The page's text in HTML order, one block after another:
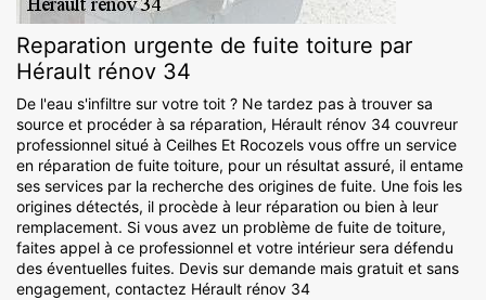
Reparation urgente de fuite toiture par
Hérault rénov 34
De l'eau s'infiltre sur votre toit ? Ne tardez pas à trouver sa
source et procéder à sa réparation, Hérault rénov 34 couvreur
professionnel situé à Ceilhes Et Rocozels vous offre un service
en réparation de fuite toiture, pour un résultat assuré, il entame
ses services par la recherche des origines de fuite. Une fois les
origines détectés, il procède à leur réparation ou bien à leur
remplacement. Si vous avez un problème de fuite de toiture,
faites appel à ce professionnel et votre intérieur sera défendu
des éventuelles fuites. Devis sur demande mais gratuit et sans
engagement, contactez Hérault rénov 34